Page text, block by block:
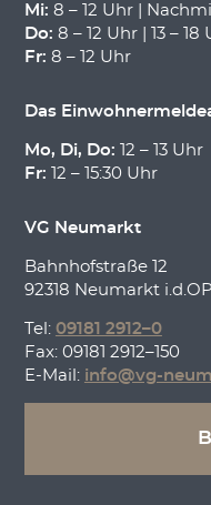
Mi: 8 – 12 Uhr |
Do: 8 – 12 Uhr | 13 – 18
Fr: 8 – 12 Uhr
Das
Mo, Di, Do: 12 – 13 Uhr
Fr: 12 – 15:30 Uhr
VG Neumarkt
Bahnhofstraße 12
92318 Neumarkt
Tel: 09181 2912–0
Fax: 09181 2912–150
E-Mail: info@vg-